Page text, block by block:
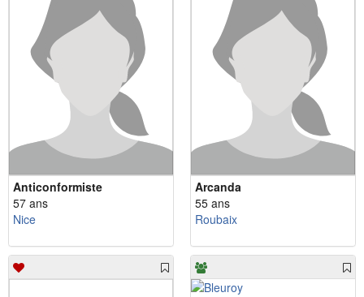
Anticonformiste
57 ans
Nice
Arcanda
55 ans
Roubaix